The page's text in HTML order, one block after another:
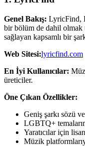
Genel Bakış: LyricFind,
bir bölüm de dahil olmak
sağlayan kapsamlı bir
Web Sitesi:lyricfind.com
En İyi Kullanıcılar:
üreticiler.
Öne Çıkan Özellikler:
Geniş şarkı sözü
LGBTQ+
Yaratıcılar için
Müzik